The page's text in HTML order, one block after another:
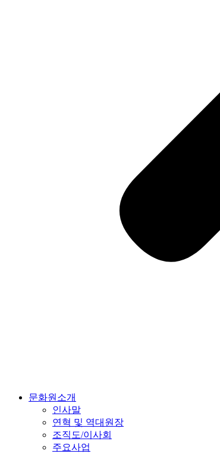
문화원소개
인사말
연혁 및 역대원장
조직도/이사회
주요사업